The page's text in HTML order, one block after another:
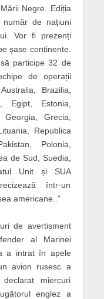
Negre. Ediția
de națiuni
Vor fi prezenți
șase continente.
participe 32 de
de operații
Brazilia,
Egipt, Estonia,
Grecia,
Republica
Polonia,
de Sud, Suedia,
Unit și SUA
într-un
americane..”
de avertisment
al Marinei
a intrat în apele
avion rusesc a
miercuri
englez a